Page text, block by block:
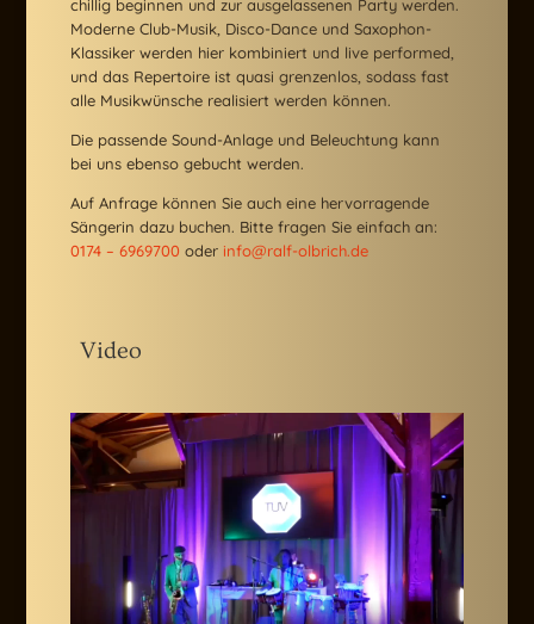
chillig beginnen und zur ausgelassenen Party werden.
Moderne Club-Musik, Disco-Dance und Saxophon-
Klassiker werden hier kombiniert und live performed,
und das Repertoire ist quasi grenzenlos, sodass fast
alle Musikwünsche realisiert werden können.
Die passende Sound-Anlage und Beleuchtung kann
bei uns ebenso gebucht werden.
Auf Anfrage können Sie auch eine hervorragende
Sängerin dazu buchen. Bitte fragen Sie einfach an:
0174 – 6969700 oder info@ralf-olbrich.de
Video